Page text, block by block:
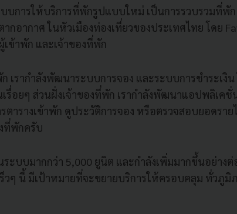
บบการให้บริการที่พักรูปแบบใหม่ เป็นการรวบรวมที่
กอากาศ ในหัวเมืองท่องเที่ยวของประเทศไทย โดย
เข้าพัก และเจ้าของที่พัก
เรากำลังพัฒนาระบบการจอง และระบบการชำระเ
รื่อยๆ ส่วนฝั่งเจ้าของที่พัก เรากำลังพัฒนาแอปพลิเค
ตารางเข้าพัก ดูประวัติการจอง หรือตรวจสอบยอดรา
ที่พักครับ
ะบบมากกว่า 5,000 ยูนิต และกำลังเพิ่มมากขึ้นอย่างต่
วๆ นี้ มีเป้าหมายที่จะขยายบริการให้ครอบคลุม ทั่วภูมิ